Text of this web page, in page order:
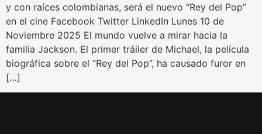
y con raíces colombianas, será el nuevo “Rey del Pop”
en el cine Facebook Twitter LinkedIn Lunes 10 de
Noviembre 2025 El mundo vuelve a mirar hacia la
familia Jackson. El primer tráiler de Michael, la película
biográfica sobre el “Rey del Pop”, ha causado furor en
[…]